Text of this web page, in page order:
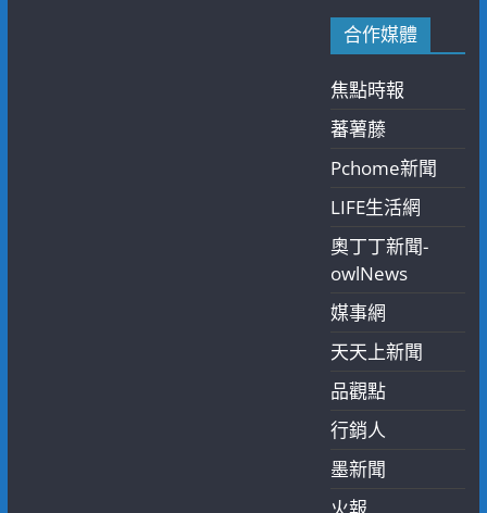
合作媒體
焦點時報
蕃薯藤
Pchome新聞
LIFE生活網
奧丁丁新聞-
owlNews
媒事網
天天上新聞
品觀點
行銷人
墨新聞